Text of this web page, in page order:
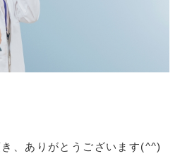
、ありがとうございます(^^)